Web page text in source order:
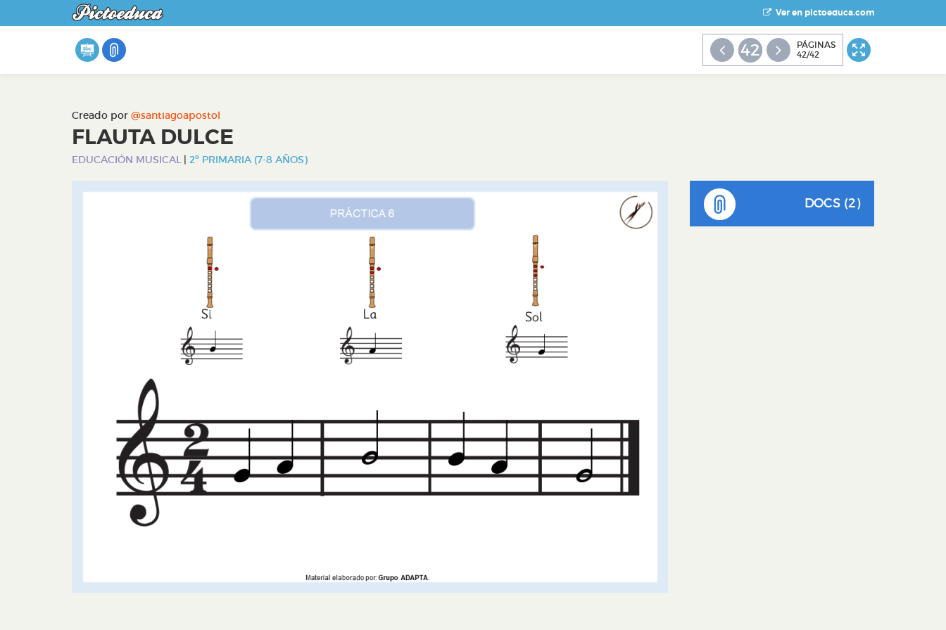
Ver en pictoeduca.com
42
PÁGINAS
42/42
Creado por @santiagoapostol
FLAUTA DULCE
EDUCACIÓN MUSICAL | 2º PRIMARIA (7-8 AÑOS)
DOCS (2)